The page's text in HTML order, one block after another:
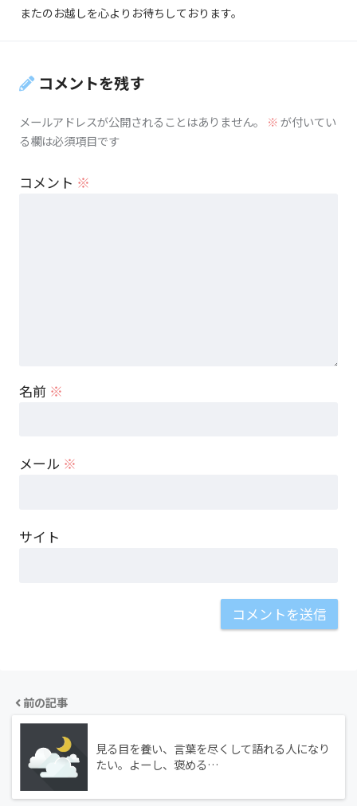
またのお越しを心よりお待ちしております。
コメントを残す
メールアドレスが公開されることはありません。 ※が付いてい
る欄は必須項目です
コメント ※
名前 ※
メール ※
サイト
前の記事
見る目を養い、言葉を尽くして語れる人になり
たい。よーし、褒める…